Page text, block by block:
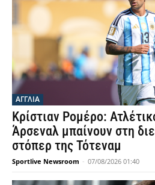
ΑΓΓΛΙΑ
Κρίστιαν Ρομέρο:
Άρσεναλ μπαίνουν στη
στόπερ της Τότεναμ
Sportlive Newsroom - 07/08/2026 01:40